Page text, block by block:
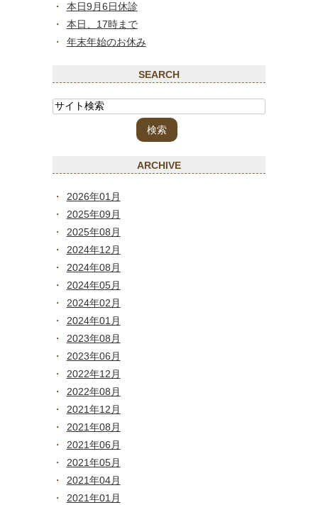
本日9月6日休診
本日、17時まで
年末年始のお休み
SEARCH
ARCHIVE
2026年01月
2025年09月
2025年08月
2024年12月
2024年08月
2024年05月
2024年02月
2024年01月
2023年08月
2023年06月
2022年12月
2022年08月
2021年12月
2021年08月
2021年06月
2021年05月
2021年04月
2021年01月